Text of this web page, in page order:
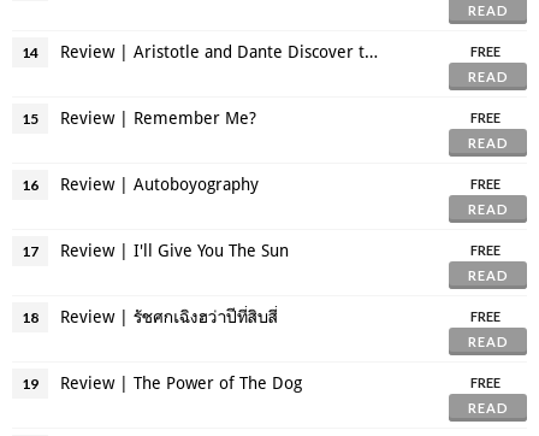
READ
14 Review | Aristotle and Dante Discover the Secrets of the Universe
FREE
READ
15 Review | Remember Me?
FREE
READ
16 Review | Autoboyography
FREE
READ
17 Review | I'll Give You The Sun
FREE
READ
18 Review | รัชศกเฉิงฮว่าปีที่สิบสี่
FREE
READ
19 Review | The Power of The Dog
FREE
READ